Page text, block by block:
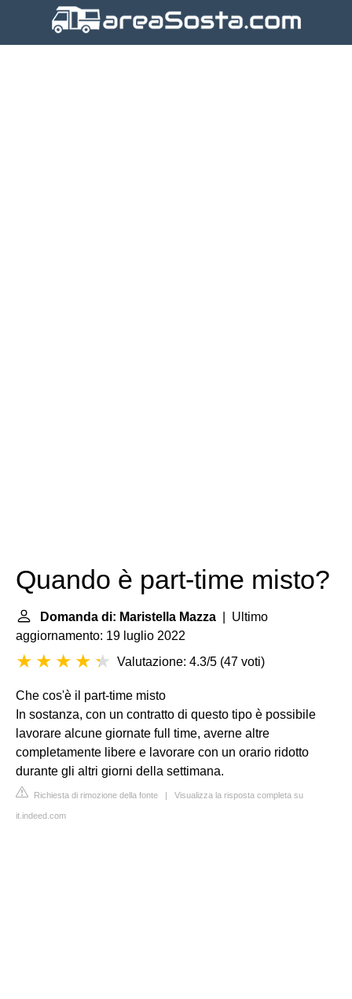
Quando è part-time misto?
Domanda di: Maristella Mazza | Ultimo
aggiornamento: 19 luglio 2022
Valutazione: 4.3/5 (47 voti)
Che cos'è il part-time misto
In sostanza, con un contratto di questo tipo è possibile
lavorare alcune giornate full time, averne altre
completamente libere e lavorare con un orario ridotto
durante gli altri giorni della settimana.
Richiesta di rimozione della fonte | Visualizza la risposta completa su
it.indeed.com